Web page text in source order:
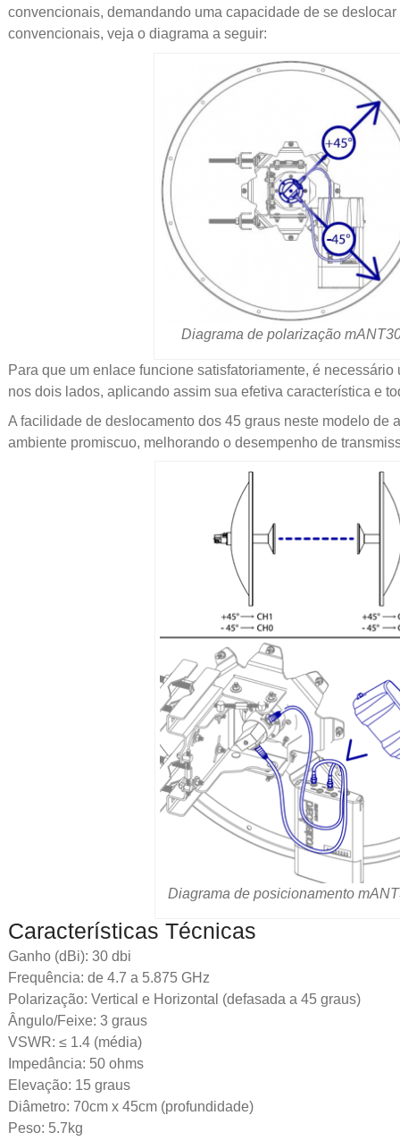
convencionais, demandando uma capacidade de se
convencionais, veja o diagrama a seguir:
Diagrama de polarização
Para que um enlace funcione satisfatoriamente, é
nos dois lados, aplicando assim sua efetiva característica e
A facilidade de deslocamento dos 45 graus neste modelo de
ambiente promiscuo, melhorando o desempenho de
Diagrama de posicionamento
Características Técnicas
Ganho (dBi): 30 dbi
Frequência: de 4.7 a 5.875 GHz
Polarização: Vertical e Horizontal (defasada a 45 graus)
Ângulo/Feixe: 3 graus
VSWR: ≤ 1.4 (média)
Impedância: 50 ohms
Elevação: 15 graus
Diâmetro: 70cm x 45cm (profundidade)
Peso: 5.7kg